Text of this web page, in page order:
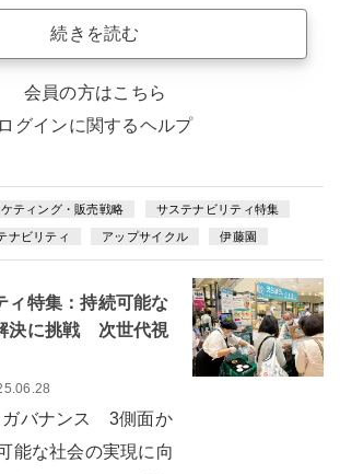
続きを読む
会員の方はこちら
ログインに関するヘルプ
ティング・販売戦略 サステナビリティ特集
ナビリティ アップサイクル 伊藤園
特集：持続可能な
決に挑戦 次世代視
バナンス 3側面か
な社会の実現に向